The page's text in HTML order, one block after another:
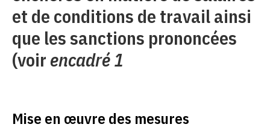
et de conditions de travail ainsi
que les sanctions prononcées
(voir encadré 1
Mise en œuvre des mesures